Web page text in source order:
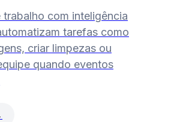
trabalho com inteligência
tarefas como
criar limpezas ou
quando eventos